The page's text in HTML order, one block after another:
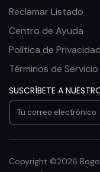
Reclamar Listado
Centro de Ayuda
Política de Privacidad
Términos de Servicio
SUSCRÍBETE A
Copyright ©2026